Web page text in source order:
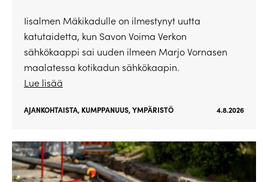
Iisalmen Mäkikadulle on ilmestynyt uutta
katutaidetta, kun Savon Voima Verkon
sähkökaappi sai uuden ilmeen Marjo Vornasen
maalatessa kotikadun sähkökaapin.
Lue lisää
AJANKOHTAISTA, KUMPPANUUS,YMPÄRISTÖ 4.8.2026